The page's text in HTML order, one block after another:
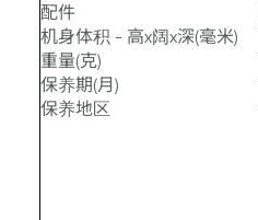
配件
机身体积 - 高x阔x深(毫米)
重量(克)
保养期(月)
保养地区